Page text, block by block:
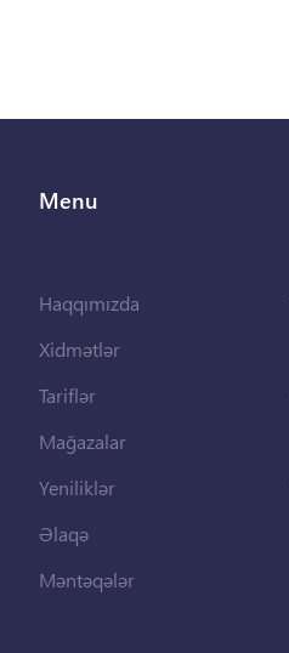
Menu
Haqqımızda
Xidmətlər
Tariflər
Mağazalar
Yeniliklər
Əlaqə
Məntəqələr